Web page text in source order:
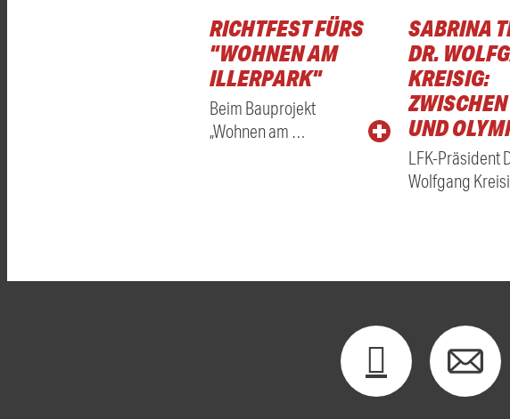
RICHTFEST FÜRS
"WOHNEN AM
ILLERPARK"
Beim Bauprojekt
„Wohnen am …
SABRINA
DR.
KREISIG:
UND
LFK-Präsident
Wolfgang